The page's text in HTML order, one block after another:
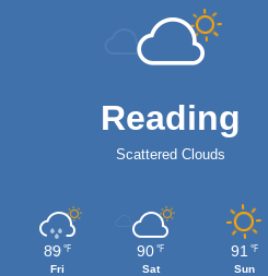
Reading
Scattered Clouds
89 ℉
Fri
90 ℉
Sat
91 ℉
Sun